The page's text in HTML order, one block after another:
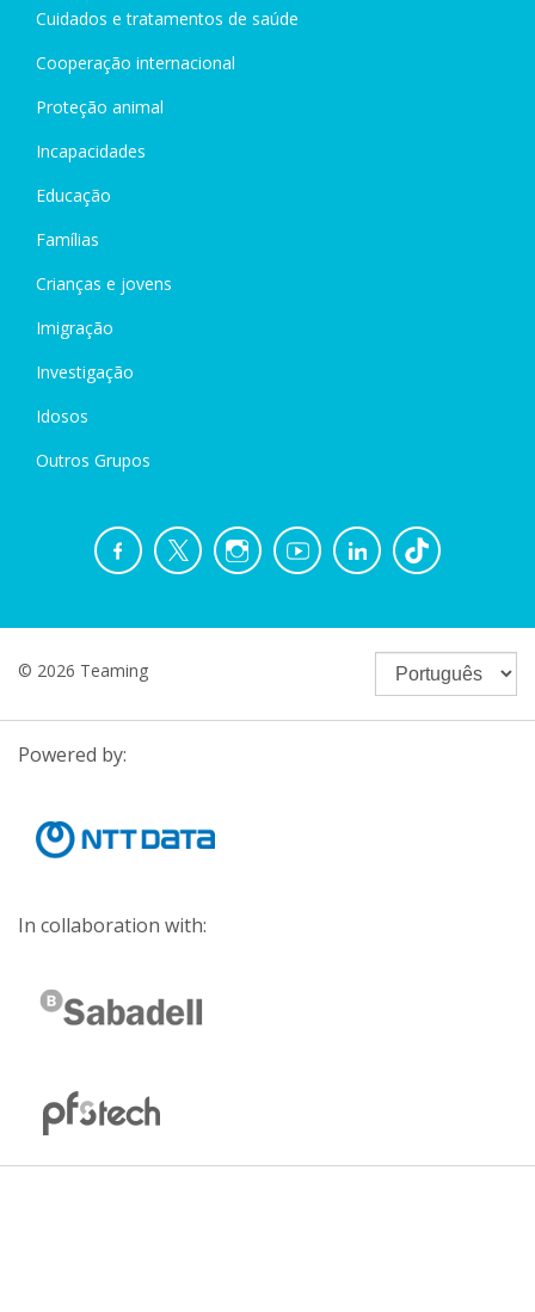
Cuidados e tratamentos de saúde
Cooperação internacional
Proteção animal
Incapacidades
Educação
Famílias
Crianças e jovens
Imigração
Investigação
Idosos
Outros Grupos
© 2026 Teaming
Powered by:
In collaboration with: